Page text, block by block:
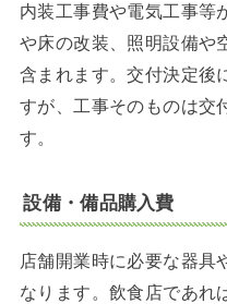
内装工事費や電気工事等
や床の改装、照明設備や
含まれます。交付決定後
すが、工事そのものは交
す。
設備・備品購入費
店舗開業時に必要な器具
なります。飲食店であれ